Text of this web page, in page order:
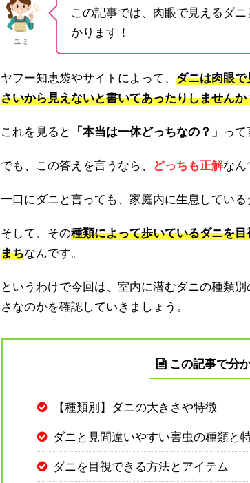
ユミ
この記事では、肉眼で見えるダ
かります！
ヤフー知恵袋やサイトによって、 ダニは肉眼
さいから見えないと書いてあったりしませんか
これを見ると 「本当は一体どっちなの？」 って
でも、この答えを言うなら、 どっちも正解なん
一口にダニと言っても、家庭内に生息している
そして、その種類によって歩いているダニを
まちなんです。
というわけで今回は、室内に潜むダニの種類
さなのかを確認していきましょう。
この記事で分
【種類別】ダニの大きさや特徴
ダニと見間違いやすい害虫の種類と
ダニを目視できる方法とアイテム